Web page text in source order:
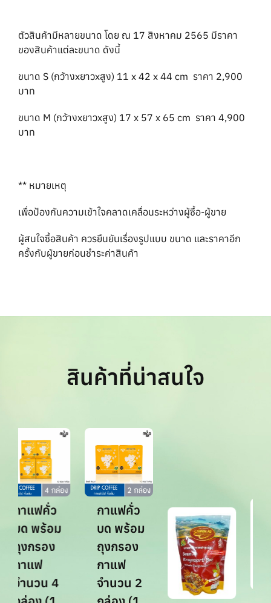
ตัวสินค้ามีหลายขนาด โดย ณ 17 สิงหาคม 2565 มีราคา
ของสินค้าแต่ละขนาด ดังนี้
ขนาด S (กว้างxยาวxสูง) 11 x 42 x 44 cm ราคา 2,900
บาท
ขนาด M (กว้างxยาวxสูง) 17 x 57 x 65 cm ราคา 4,900
บาท
** หมายเหตุ
เพื่อป้องกันความเข้าใจคลาดเคลื่อนระหว่างผู้ซื้อ-ผู้ขาย
ผู้สนใจซื้อสินค้า ควรยืนยันเรื่องรูปแบบ ขนาด และราคาอีก
ครั้งกับผู้ขายก่อนชำระค่าสินค้า
สินค้าที่น่าสนใจ
กาแฟคั่ว
บด พร้อม
ถุงกรอง
กาแฟ
จำนวน 4
กาแฟคั่ว
บด พร้อม
ถุงกรอง
กาแฟ
จำนวน 2